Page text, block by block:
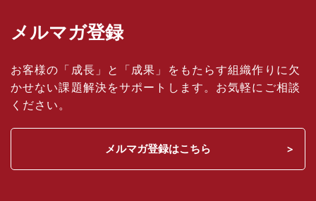
メルマガ登録
お客様の「成長」と「成果」をもたらす組織作りに欠
かせない課題解決をサポートします。お気軽にご相談
ください。
メルマガ登録はこちら